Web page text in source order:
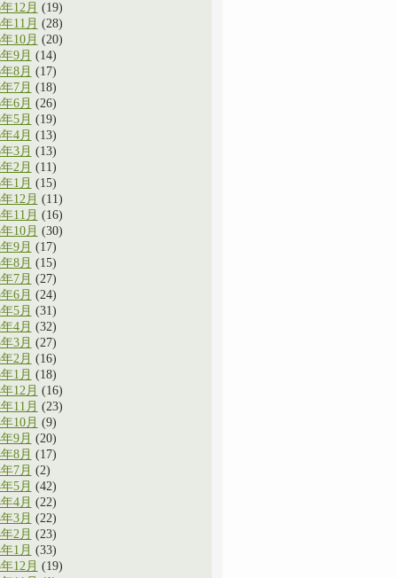
12月 (19)
11月 (28)
10月 (20)
9月 (14)
8月 (17)
7月 (18)
6月 (26)
5月 (19)
4月 (13)
3月 (13)
2月 (11)
1月 (15)
12月 (11)
11月 (16)
10月 (30)
9月 (17)
8月 (15)
7月 (27)
6月 (24)
5月 (31)
4月 (32)
3月 (27)
2月 (16)
1月 (18)
12月 (16)
11月 (23)
10月 (9)
9月 (20)
8月 (17)
7月 (2)
5月 (42)
4月 (22)
3月 (22)
2月 (23)
1月 (33)
12月 (19)